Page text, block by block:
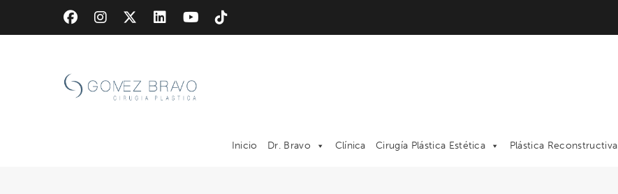
to
Inicio Dr. Bravo Clínica Cirugía Plástica Estética Plástica Reconstructiva